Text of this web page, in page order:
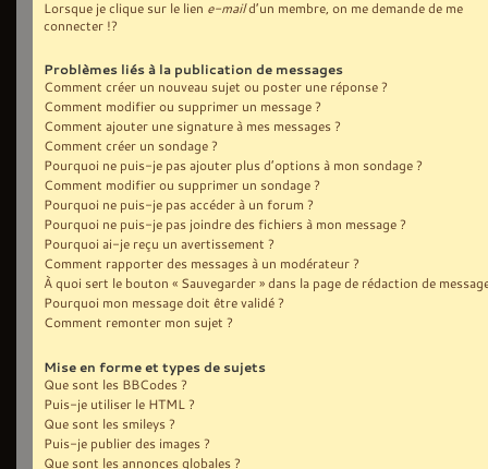
Lorsque je clique sur le lien e-maild’un membre, on me demande de me
connecter !?
Problèmes liés à la publication de messages
Comment créer un nouveau sujet ou poster une réponse ?
Comment modifier ou supprimer un message ?
Comment ajouter une signature à mes messages ?
Comment créer un sondage ?
Pourquoi ne puis-je pas ajouter plus d’options à mon sondage ?
Comment modifier ou supprimer un sondage ?
Pourquoi ne puis-je pas accéder à un forum ?
Pourquoi ne puis-je pas joindre des fichiers à mon message ?
Pourquoi ai-je reçu un avertissement ?
Comment rapporter des messages à un modérateur ?
À quoi sert le bouton « Sauvegarder » dans la page de rédaction de
Pourquoi mon message doit être validé ?
Comment remonter mon sujet ?
Mise en forme et types de sujets
Que sont les BBCodes ?
Puis-je utiliser le HTML ?
Que sont les smileys ?
Puis-je publier des images ?
Que sont les annonces globales ?